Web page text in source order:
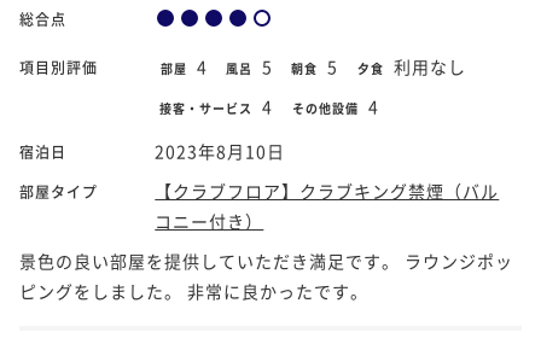
総合点
項目別評価 部屋 4 風呂 5 朝食 5 夕食 利用なし
接客・サービス 4 その他設備 4
宿泊日 2023年8月10日
部屋タイプ
【クラブフロア】クラブキング禁煙（バル
コニー付き）
景色の良い部屋を提供していただき満足です。 ラウンジポッ
ピングをしました。 非常に良かったです。